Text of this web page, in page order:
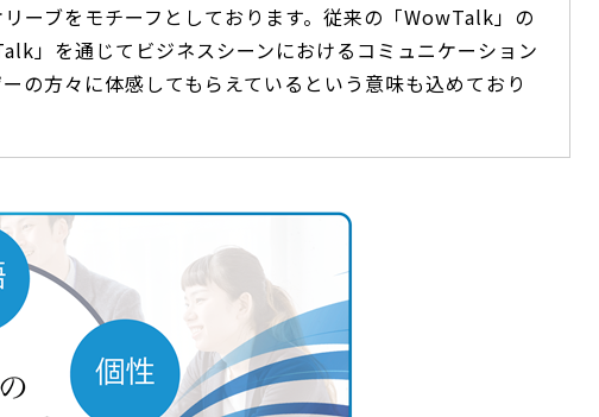
ーブをモチーフとしております。従来の「WowTalk」の
」を通じてビジネスシーンにおけるコミュニケーション
の方々に体感してもらえているという意味も込めており